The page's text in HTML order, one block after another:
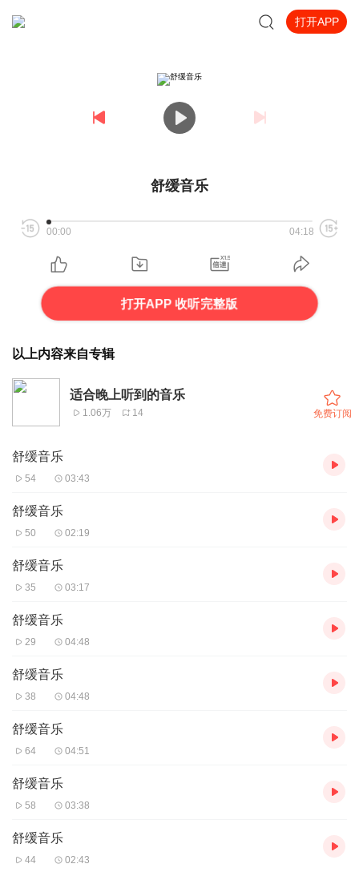
打开APP
舒缓音乐
00:00 04:18
打开APP 收听完整版
以上内容来自专辑
适合晚上听到的音乐
1.06万 14 免费订阅
舒缓音乐
54 03:43
舒缓音乐
50 02:19
舒缓音乐
35 03:17
舒缓音乐
29 04:48
舒缓音乐
38 04:48
舒缓音乐
64 04:51
舒缓音乐
58 03:38
舒缓音乐
44 02:43